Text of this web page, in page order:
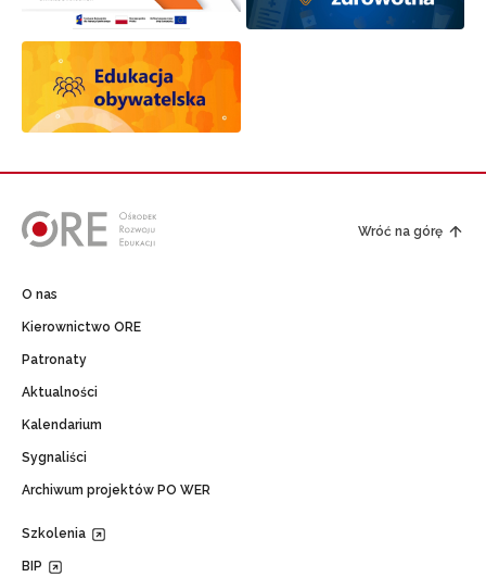
Wróć na górę
O nas
Kierownictwo ORE
Patronaty
Aktualności
Kalendarium
Sygnaliści
Archiwum projektów PO WER
Szkolenia
BIP